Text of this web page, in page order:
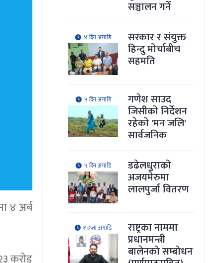
४ अर्ब
करोड
सञ्चालन गर्ने
४ दिन अगाडि सरकार र संयुक्त
हिन्दु मोर्चाबीच
सहमति
५ दिन अगाडि गणेश साउद
जिसीको निर्देशन
रहेकाे 'मन जलि'
सार्वजनिक
५ दिन अगाडि डढेलधुराको
अजयमेरुमा
लालपुर्जा वितरण
१ हप्ता अगाडि राष्ट्रका नाममा
प्रधानमन्त्री
बालेनको सम्बोधन